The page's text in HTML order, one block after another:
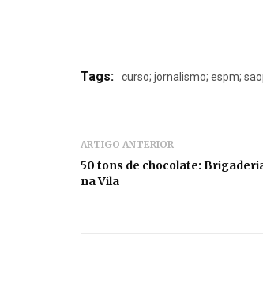
Tags: curso; jornalismo; espm;
ARTIGO ANTERIOR
50 tons de chocolate:
na Vila